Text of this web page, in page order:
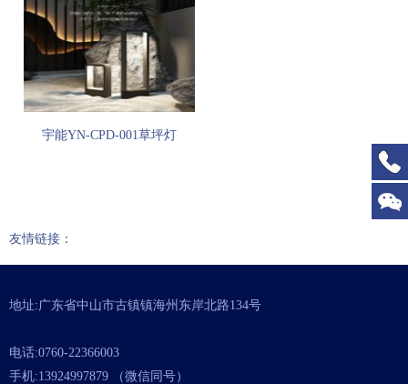
宇能YN-CPD-001草坪灯
友情链接：
地址:广东省中山市古镇镇海州东岸北路134号
电话:0760-22366003
手机:13924997879 （微信同号）